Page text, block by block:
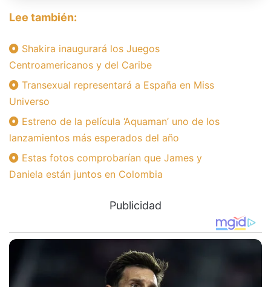
Lee también:
Shakira inaugurará los Juegos
Centroamericanos y del Caribe
Transexual representará a España en Miss
Universo
Estreno de la película ‘Aquaman’ uno de los
lanzamientos más esperados del año
Estas fotos comprobarían que James y
Daniela están juntos en Colombia
Publicidad